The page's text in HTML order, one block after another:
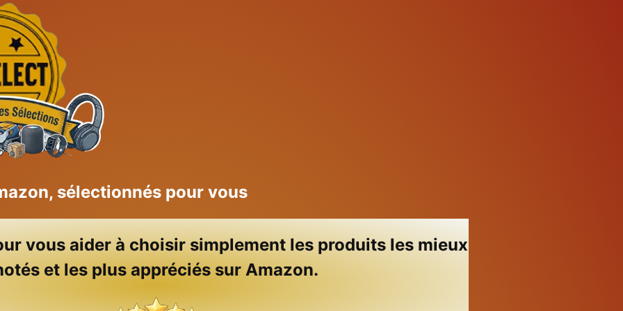
sélectionnés pour vous
vous aider à choisir simplement les produits les mieux
et les plus appréciés sur Amazon.